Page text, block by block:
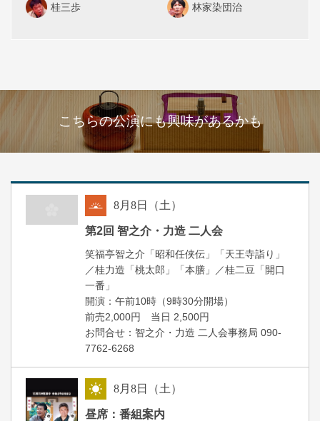
桂三歩 林家染団治
こちらの公演にも興味があるかも
8月8日（土）
第2回 智之介・力造 二人会
笑福亭智之介「昭和任侠伝」「天王寺詣り」
／桂力造「桃太郎」「本膳」／桂二豆「開口
一番」
開演：午前10時（9時30分開場）
前売2,000円 当日 2,500円
お問合せ：智之介・力造 二人会事務局 090-
7762-6268
8月8日（土）
昼席：番組案内